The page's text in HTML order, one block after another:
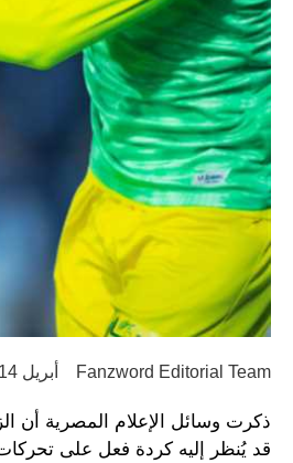
Fanzword Editorial Team أبريل 14, 2025
ذكرت وسائل الإعلام المصرية أن
قد يُنظر إليه كردة فعل على تحركات